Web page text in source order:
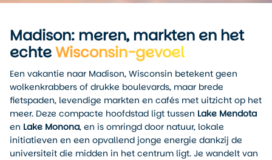
Madison: meren, markten en het
echteWisconsin-gevoel
Een vakantie naar Madison, Wisconsin betekent geen
wolkenkrabbers of drukke boulevards, maar brede
fietspaden, levendige markten en cafés met uitzicht op het
meer. Deze compacte hoofdstad ligt tussen Lake Mendota
en Lake Monona, en is omringd door natuur, lokale
initiatieven en een opvallend jonge energie dankzij de
universiteit die midden in het centrum ligt. Je wandelt van